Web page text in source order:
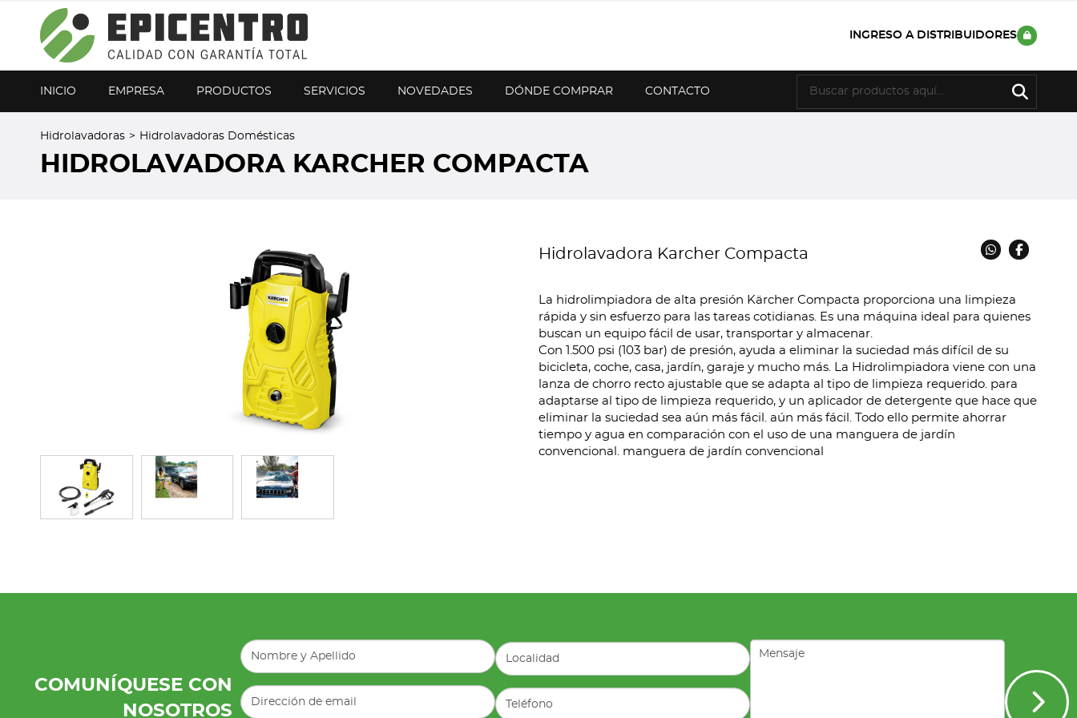
¿Olvidó su contraseña?
INGRESO A DISTRIBUIDORES
INICIO EMPRESA PRODUCTOS SERVICIOS NOVEDADES DÓNDE COMPRAR CONTACTO
Hidrolavadoras > Hidrolavadoras Domésticas
HIDROLAVADORA KARCHER COMPACTA
Hidrolavadora Karcher Compacta
La hidrolimpiadora de alta presión Kärcher Compacta proporciona una limpieza
rápida y sin esfuerzo para las tareas cotidianas. Es una máquina ideal para quienes
buscan un equipo fácil de usar, transportar y almacenar.
Con 1.500 psi (103 bar) de presión, ayuda a eliminar la suciedad más difícil de su
bicicleta, coche, casa, jardín, garaje y mucho más. La Hidrolimpiadora viene con una
lanza de chorro recto ajustable que se adapta al tipo de limpieza requerido. para
adaptarse al tipo de limpieza requerido, y un aplicador de detergente que hace que
eliminar la suciedad sea aún más fácil. aún más fácil. Todo ello permite ahorrar
tiempo y agua en comparación con el uso de una manguera de jardín
convencional. manguera de jardín convencional
COMUNÍQUESE CON
NOSOTROS